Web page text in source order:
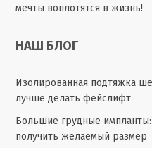
мечты воплотятся в жизнь!
НАШ БЛОГ
Изолированная подтяжка
лучше делать фейслифт
Большие грудные
получить желаемый размер